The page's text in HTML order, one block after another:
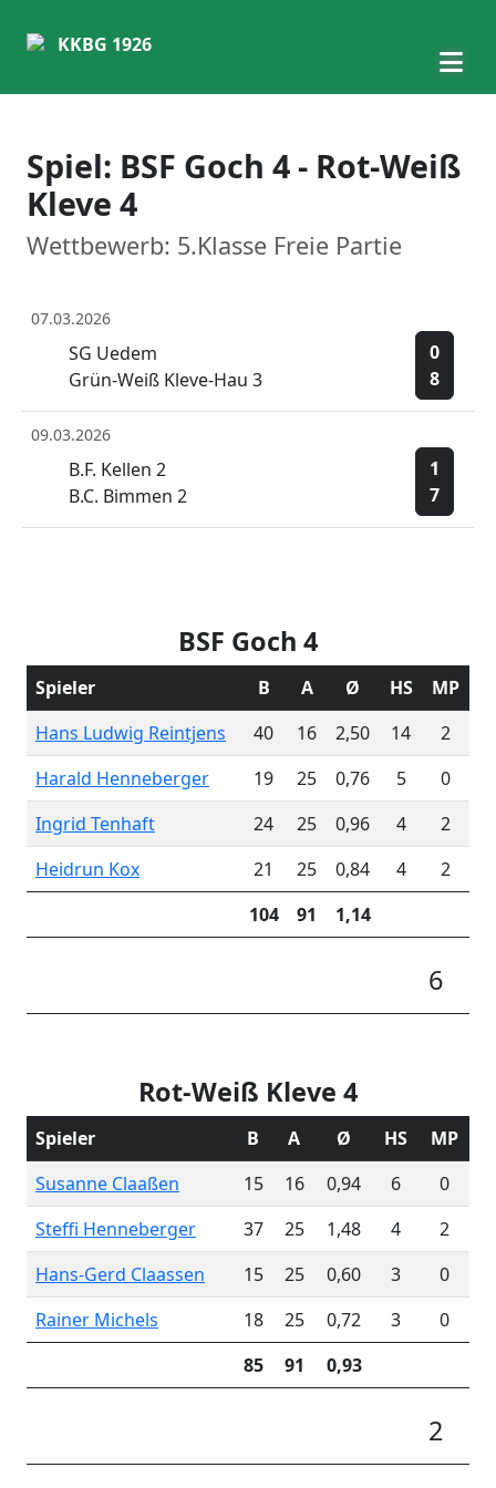
KKBG 1926
Spiel: BSF Goch 4 - Rot-Weiß
Kleve 4
Wettbewerb: 5.Klasse Freie Partie
07.03.2026
SG Uedem
Grün-Weiß Kleve-Hau 3
0
8
09.03.2026
B.F. Kellen 2
B.C. Bimmen 2
1
7
BSF Goch 4
Spieler B A Ø HS
MP
Hans Ludwig Reintjens
40 16 2,50 14
2
Harald Henneberger
19 25 0,76 5
0
Ingrid Tenhaft
24 25 0,96 4
2
Heidrun Kox
21 25 0,84 4
2
104
91 1,14
6
Rot-Weiß Kleve 4
Spieler B A Ø HS
MP
Susanne Claaßen
15 16 0,94 6
0
Steffi Henneberger
37 25 1,48 4
2
Hans-Gerd Claassen
15 25 0,60 3
0
Rainer Michels
18 25 0,72 3
0
85
91 0,93
2